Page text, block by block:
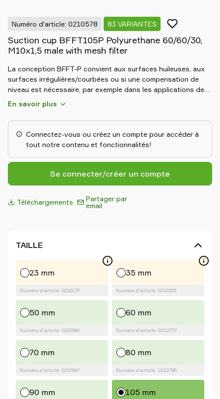
Numéro d'article: 0210578 83 VARIANTES
Suction cup BFFT105P Polyurethane 60/60/30,
M10x1,5 male with mesh filter
La conception BFFT-P convient aux surfaces huileuses, aux
surfaces irrégulières/courbées ou si une compensation de
niveau est nécessaire, par exemple dans les applications de
désempilage Le support interne plat assure la stabilité lors
des mouvements, quelle que soit l’orientation. Ventouses de
friction spécialement conçues pour les surfaces huileuses
comme les tôles utilisées sur les lignes d'emboutissage. Grâce
à leur forte adhérence aux surfaces huileuses, les ventouses
généralement 3 à 5 fois supérieures à celles des ventouses
conventionnelles correspondantes.
En savoir plus
Connectez-vous ou créez un compte pour accéder à
tout notre contenu et fonctionnalités!
Se connecter/créer un compte
Téléchargements
Partager par
email
TAILLE
23 mm
Numéro d'article: 0210170
35 mm
Numéro d'article: 0210325
50 mm
Numéro d'article: 0207666
60 mm
Numéro d'article: 0222777
70 mm
Numéro d'article: 0207667
80 mm
Numéro d'article: 0222786
90 mm 105 mm
shop